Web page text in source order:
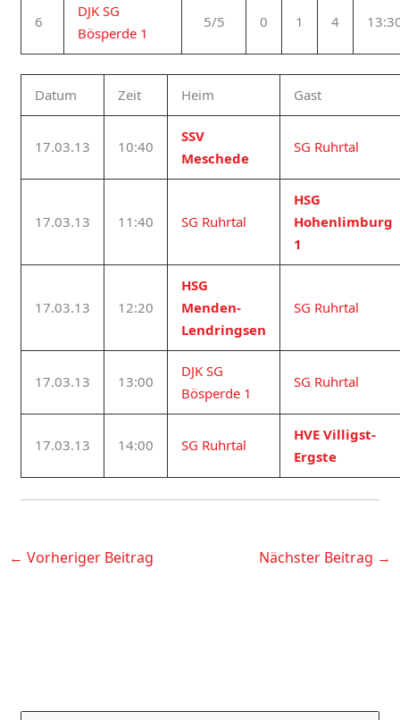
6
DJK SG
Bösperde 1
5/5 0 1 4
Datum Zeit Heim Gast
17.03.13 10:40
SSV
Meschede
SG Ruhrtal
17.03.13 11:40 SG Ruhrtal
HSG
Hohenlimburg
1
17.03.13 12:20
HSG
Menden-
Lendringsen
SG Ruhrtal
17.03.13 13:00
DJK SG
Bösperde 1
SG Ruhrtal
17.03.13 14:00 SG Ruhrtal
HVE Villigst-
Ergste
← Vorheriger Beitrag Nächster Beitrag →